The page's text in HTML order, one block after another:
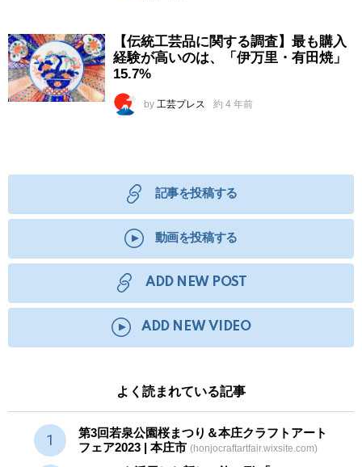
【伝統工芸品に関する調査】最も購入
経験が高いのは、「伊万里・有田焼」
15.7%
by 工芸プレス 約 4 年前
記事を投稿する
動画を投稿する
ADD NEW POST
ADD NEW VIDEO
よく読まれている記事
第3回若泉公園桜まつり＆本庄クラフトアート
フェア2023 | 本庄市 (honjocraftartfair.wixsite.com)